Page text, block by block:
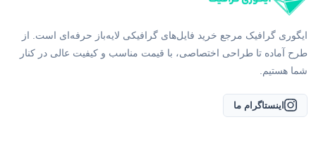
ایگوری گرافیک مرجع خرید فایل‌های گرافیکی لایه‌باز حرفه‌ای است. از
طرح آماده تا طراحی اختصاصی، با قیمت مناسب و کیفیت عالی در کنار
شما هستیم.
اینستاگرام ما